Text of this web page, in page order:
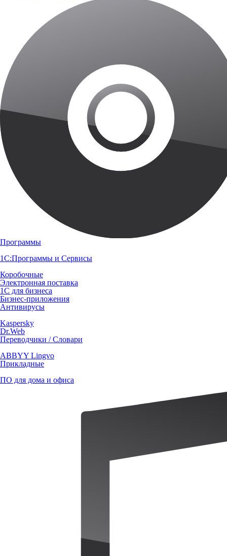
Программы
1С:Программы и Сервисы
Коробочные
Электронная поставка
1С для бизнеса
Бизнес-приложения
Антивирусы
Kaspersky
Dr.Web
Переводчики / Словари
ABBYY Lingvo
Прикладные
ПО для дома и офиса